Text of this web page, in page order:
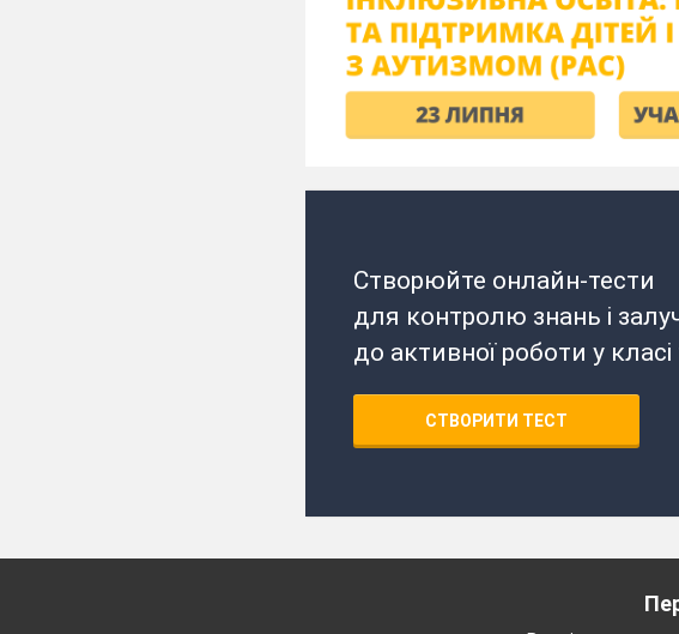
Створюйте онлайн-тести
для контролю знань і
до активної роботи у
СТВОРИТИ ТЕСТ